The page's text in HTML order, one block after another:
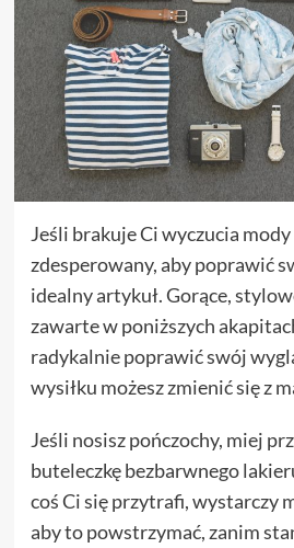
Jeśli brakuje Ci wyczucia
zdesperowany, aby poprawić
idealny artykuł. Gorące,
zawarte w poniższych
radykalnie poprawić swój
wysiłku możesz zmienić się z
Jeśli nosisz pończochy, miej
buteleczkę bezbarwnego
coś Ci się przytrafi, wystarczy
aby to powstrzymać, zanim